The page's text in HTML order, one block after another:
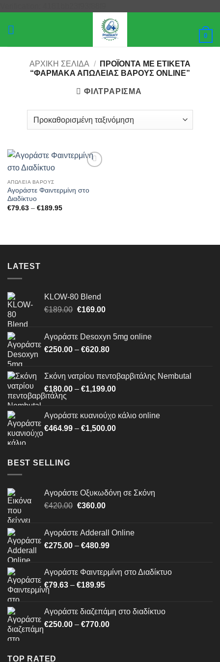
στο
περιεχόμενο
0
ΑΡΧΙΚΉ ΣΕΛΊΔΑ /
ΠΡΟΪΌΝΤΑ ΜΕ ΕΤΙΚΈΤΑ
“ΦΆΡΜΑΚΑ ΑΠΏΛΕΙΑΣ ΒΆΡΟΥΣ ONLINE”
ΦΙΛΤΡΆΡΙΣΜΑ
ΑΠΏΛΕΙΑ ΒΆΡΟΥΣ
Αγοράστε Φαιντερμίνη στο
Διαδίκτυο
€79.63 – €189.95Price
LATEST
KLOW-80 Blend
€189.00 Original
€189.00.
€169.00Η
είναι:
€169.00.
Αγοράστε Desoxyn 5mg online
€250.00 – €620.80Price
through
€620.80
Σκόνη νατρίου πεντοβαρβιτάλης Nembutal
€180.00 – €1,199.00Price
through
€1,199.00
Αγοράστε κυανιούχο κάλιο online
€464.99 – €1,500.00Price
BEST SELLING
Αγοράστε Οξυκωδόνη σε Σκόνη
€420.00 Original
€420.00.
€360.00Η
είναι:
€360.00.
Αγοράστε Adderall Online
€275.00 – €480.99Price
through
Αγοράστε Φαιντερμίνη στο Διαδίκτυο
€79.63 – €189.95Price
through
€189.95
Αγοράστε διαζεπάμη στο διαδίκτυο
€250.00 – €770.00Price
TOP RATED